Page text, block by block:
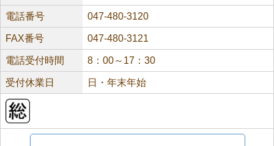
電話番号 047-480-3120
FAX番号 047-480-3121
電話受付時間 8：00～17：30
受付休業日 日・年末年始